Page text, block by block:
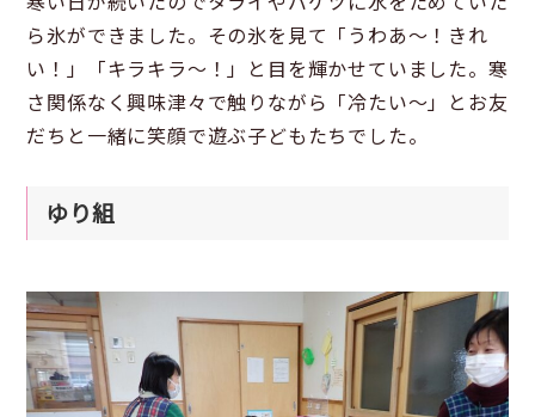
ら氷ができました。その氷を見て「うわあ～！きれ
い！」「キラキラ～！」と目を輝かせていました。寒
さ関係なく興味津々で触りながら「冷たい〜」とお友
だちと一緒に笑顔で遊ぶ子どもたちでした。
ゆり組